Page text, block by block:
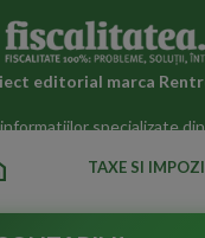
editorial marca
specializate
TAXE SI